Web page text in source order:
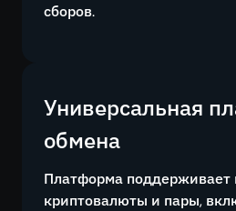
сборов.
Универсальная
обмена
Платформа поддерживает
криптовалюты и пары,